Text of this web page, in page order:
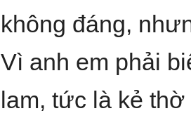
không đáng,
Vì anh em phải
lam, tức là kẻ